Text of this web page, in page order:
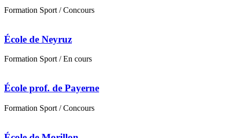
Formation Sport / Concours
École de Neyruz
Formation Sport / En cours
École prof. de Payerne
Formation Sport / Concours